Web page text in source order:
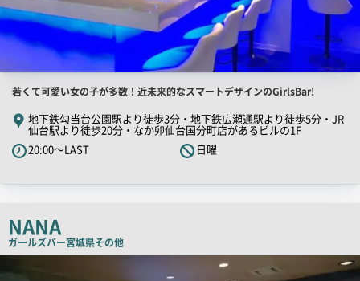
店
舗
PR
キ
ッ
コ
ピ
若くて可愛い女の子が多数！近未来的なスマートデザインのGirlsBar!
地下鉄勾当台公園駅より徒歩3分・地下鉄広瀬通駅より徒歩5分・JR
仙台駅より徒歩20分・なか卯仙台国分町店があるビルの1F
20:00～LAST
日曜
NANA
ガールズバー宮城県その他
舗